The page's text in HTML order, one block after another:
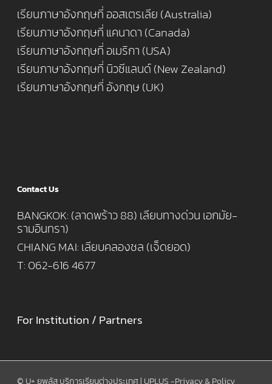
เรียนภาษาอังกฤษที่ ออสเตรเลีย (Australia)
เรียนภาษาอังกฤษที่ แคนาดา (Canada)
เรียนภาษาอังกฤษที่ อเมริกา (USA)
เรียนภาษาอังกฤษที่ นิวซีแลนด์ (New Zealand)
เรียนภาษาอังกฤษที่ อังกฤษ (UK)
Contact Us
BANGKOK: (ลาดพร้าว 88) เลียบทางด่วน เอกมัย-
รามอินทรา)
CHIANG MAI: เลียบคลองชล (เจ็ดยอด)
T: 062-616 4677
For Institution / Partners
© U+ ยูพลัส บริการเรียนต่างประเทศ | UPLUS -Privacy & Policy